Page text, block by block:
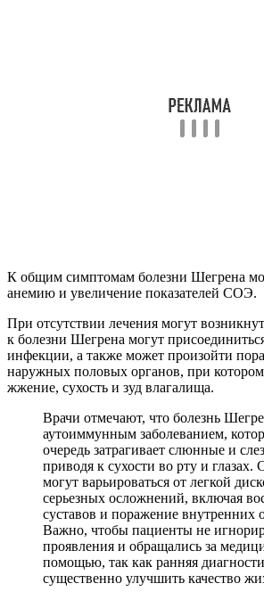
К общим симптомам болезни Шегрена
анемию и увеличение показателей СОЭ.
При отсутствии лечения могут
к болезни Шегрена могут
инфекции, а также может произойти
наружных половых органов, при
жжение, сухость и зуд влагалища.
Врачи отмечают, что болезнь
аутоиммунным заболеванием,
очередь затрагивает слюнные и
приводя к сухости во рту и
могут варьироваться от легкой
серьезных осложнений, включая
суставов и поражение внутренних
Важно, чтобы пациенты не
проявления и обращались за
помощью, так как ранняя
существенно улучшить качество